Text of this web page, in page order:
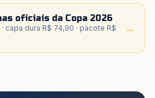
oficiais da Copa 2026
capa dura R$ 74,90 · pacote R$
→